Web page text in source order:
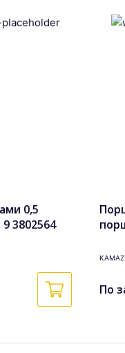
0,5
3802564
KAMAZ
По